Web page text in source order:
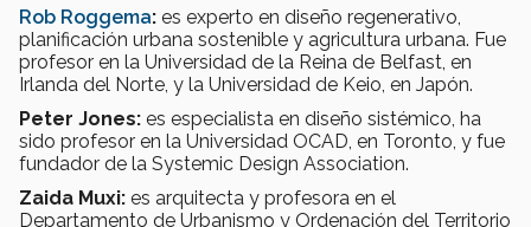
Rob Roggema: es experto en diseño regenerativo,
planificación urbana sostenible y agricultura urbana. Fue
profesor en la Universidad de la Reina de Belfast, en
Irlanda del Norte, y la Universidad de Keio, en Japón.
Peter Jones: es especialista en diseño sistémico, ha
sido profesor en la Universidad OCAD, en Toronto, y fue
fundador de la Systemic Design Association.
Zaida Muxi: es arquitecta y profesora en el
Departamento de Urbanismo y Ordenación del Territorio